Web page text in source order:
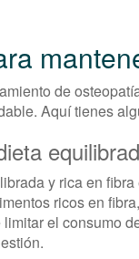
de
Aquí tienes
y rica en
ricos en
el consumo